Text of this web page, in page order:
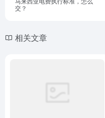
交？
相关文章